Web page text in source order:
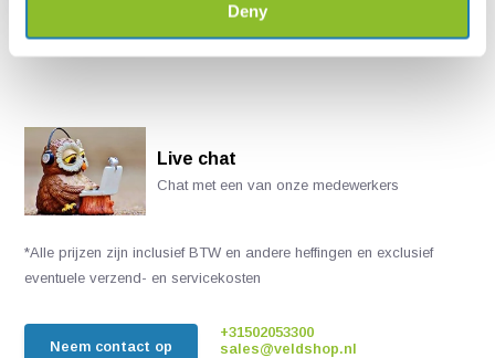
Deny
Live chat
Chat met een van onze medewerkers
*Alle prijzen zijn inclusief BTW en andere heffingen en exclusief
eventuele verzend- en servicekosten
Neem contact op
+31502053300
sales@veldshop.nl